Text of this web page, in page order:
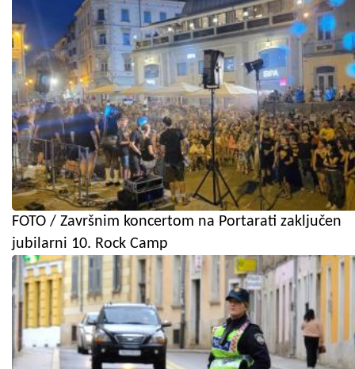
FOTO / Završnim koncertom na Portarati zaključen
jubilarni 10. Rock Camp